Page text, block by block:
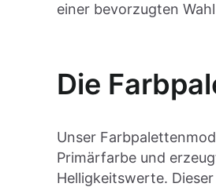
einer bevorzugten
Die
Unser
Primärfarbe und
Helligkeitswerte.